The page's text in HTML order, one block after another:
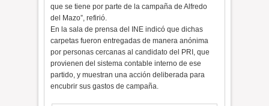
que se tiene por parte de la campaña de Alfredo
del Mazo”, refirió.
En la sala de prensa del INE indicó que dichas
carpetas fueron entregadas de manera anónima
por personas cercanas al candidato del PRI, que
provienen del sistema contable interno de ese
partido, y muestran una acción deliberada para
encubrir sus gastos de campaña.